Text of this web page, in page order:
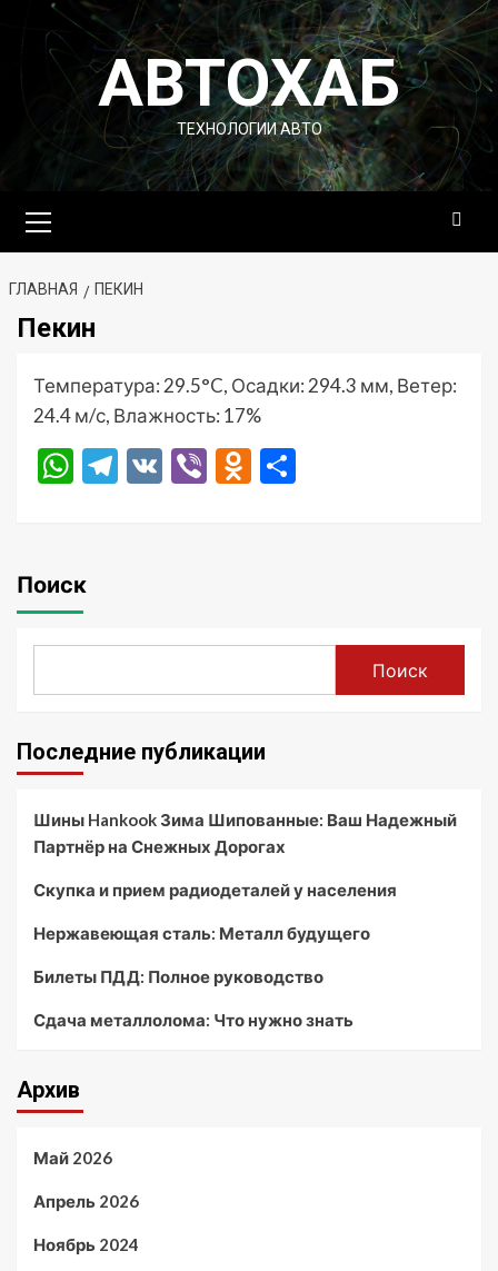
Перейти
содержимомуАВТОХАБ
ТЕХНОЛОГИИ АВТО
меню
ГЛАВНАЯ ПЕКИН
Пекин
Температура: 29.5°C, Осадки: 294.3 мм, Ветер:
24.4 м/с, Влажность: 17%
WhatsApp
Telegram
VK ViberOdnoklassniki
Поиск
Поиск
Последние публикации
Шины Hankook Зима Шипованные: Ваш Надежный
Партнёр на Снежных Дорогах
Скупка и прием радиодеталей у населения
Нержавеющая сталь: Металл будущего
Билеты ПДД: Полное руководство
Сдача металлолома: Что нужно знать
Архив
Май 2026
Апрель 2026
Ноябрь 2024